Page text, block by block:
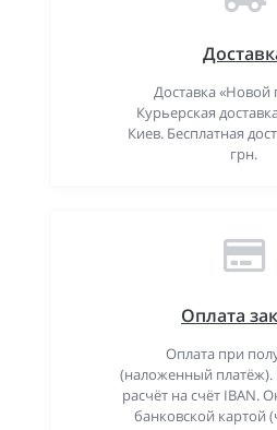
Доставка «Новой
Курьерская
Киев. Бесплатная
грн.
Оплата
Оплата при
(наложенный платёж).
расчёт на счёт IBAN.
банковской картой